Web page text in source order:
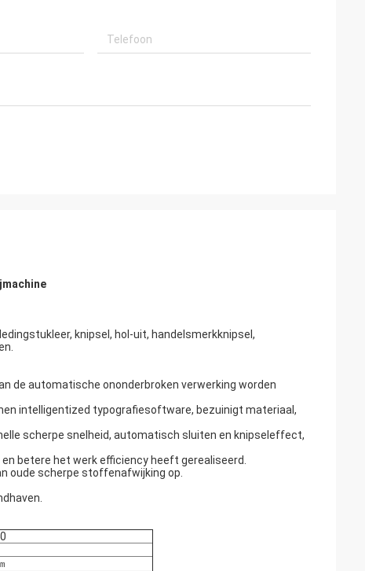
knipsel, hol-uit, handelsmerkknipsel,
de automatische ononderbroken verwerking worden
intelligentized typografiesoftware, bezuinigt materiaal,
scherpe snelheid, automatisch sluiten en knipseleffect,
betere het werk efficiency heeft gerealiseerd.
oude scherpe stoffenafwijking op.